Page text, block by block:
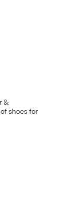
&
shoes for